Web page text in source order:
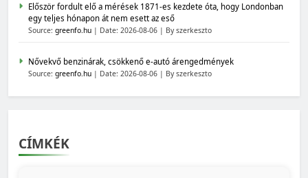
Először fordult elő a mérések 1871-es kezdete óta, hogy Londonban
egy teljes hónapon át nem esett az eső
Source: greenfo.hu Date: 2026-08-06 By szerkeszto
Nővekvő benzinárak, csökkenő e-autó árengedmények
Source: greenfo.hu Date: 2026-08-06 By szerkeszto
CÍMKÉK